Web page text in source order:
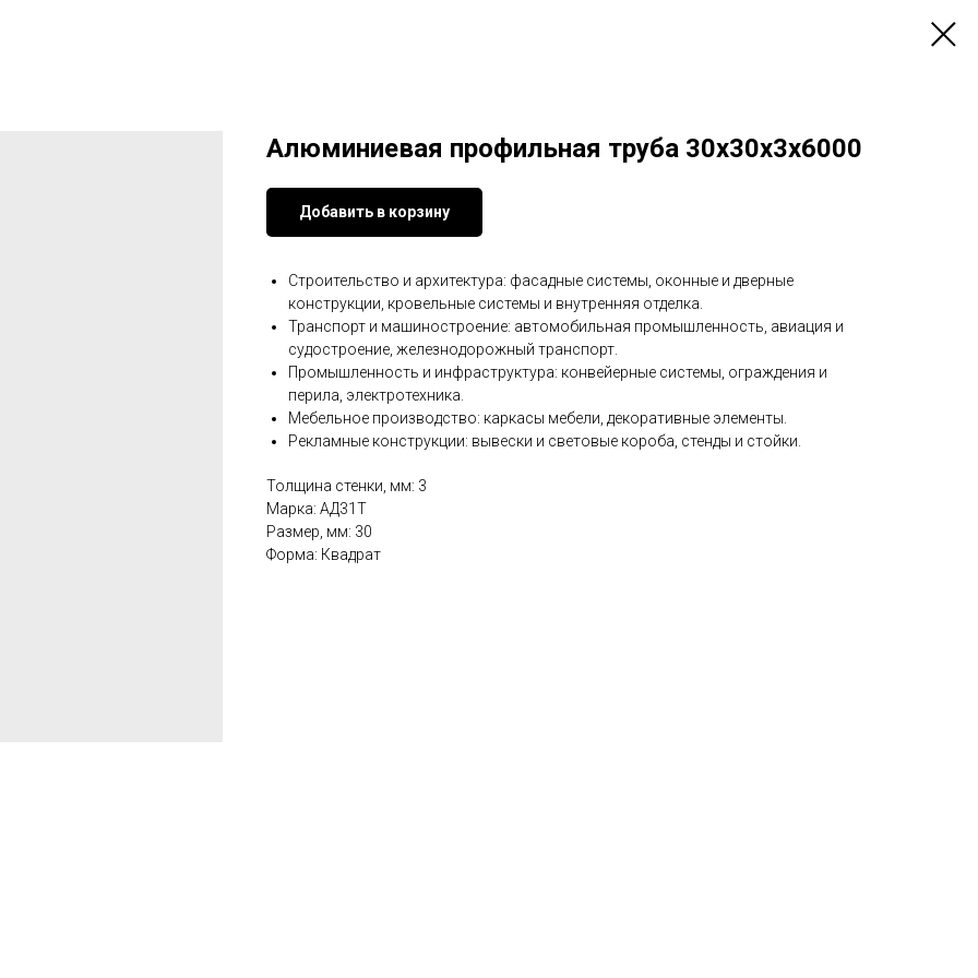
Алюминиевая профильная труба 30х30x3х6000
Добавить в корзину
Строительство и архитектура: фасадные системы, оконные и дверные
конструкции, кровельные системы и внутренняя отделка.
Транспорт и машиностроение: автомобильная промышленность, авиация и
судостроение, железнодорожный транспорт.
Промышленность и инфраструктура: конвейерные системы, ограждения и
перила, электротехника.
Мебельное производство: каркасы мебели, декоративные элементы.
Рекламные конструкции: вывески и световые короба, стенды и стойки.
Толщина стенки, мм: 3
Марка: АД31Т
Размер, мм: 30
Форма: Квадрат